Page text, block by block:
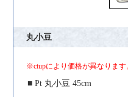
丸小豆
※ctupにより価格が異なります
■ Pt 丸小豆 45cm